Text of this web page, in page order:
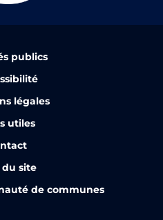
publics
légales
utiles
du site
de communes